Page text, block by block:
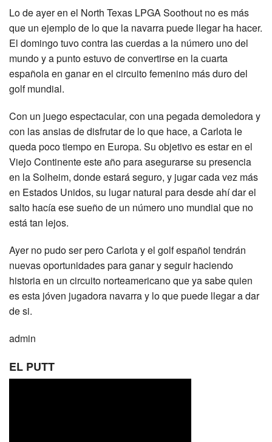
Lo de ayer en el North Texas LPGA Soothout no es más
que un ejemplo de lo que la navarra puede llegar ha hacer.
El domingo tuvo contra las cuerdas a la número uno del
mundo y a punto estuvo de convertirse en la cuarta
española en ganar en el circuito femenino más duro del
golf mundial.
Con un juego espectacular, con una pegada demoledora y
con las ansias de disfrutar de lo que hace, a Carlota le
queda poco tiempo en Europa. Su objetivo es estar en el
Viejo Continente este año para asegurarse su presencia
en la Solheim, donde estará seguro, y jugar cada vez más
en Estados Unidos, su lugar natural para desde ahí dar el
salto hacía ese sueño de un número uno mundial que no
está tan lejos.
Ayer no pudo ser pero Carlota y el golf español tendrán
nuevas oportunidades para ganar y seguir haciendo
historia en un circuito norteamericano que ya sabe quien
es esta jóven jugadora navarra y lo que puede llegar a dar
de si.
admin
EL PUTT